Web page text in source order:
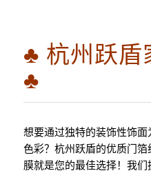
♣ 杭州跃盾
♣
想要通过独特的装饰性饰
色彩？杭州跃盾的优质门
膜就是您的最佳选择！我